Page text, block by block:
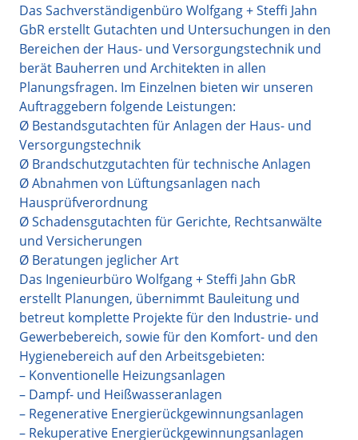
Das Sachverständigenbüro Wolfgang + Steffi Jahn
GbR erstellt Gutachten und Untersuchungen in den
Bereichen der Haus- und Versorgungstechnik und
berät Bauherren und Architekten in allen
Planungsfragen. Im Einzelnen bieten wir unseren
Auftraggebern folgende Leistungen:
Ø Bestandsgutachten für Anlagen der Haus- und
Versorgungstechnik
Ø Brandschutzgutachten für technische Anlagen
Ø Abnahmen von Lüftungsanlagen nach
Hausprüfverordnung
Ø Schadensgutachten für Gerichte, Rechtsanwälte
und Versicherungen
Ø Beratungen jeglicher Art
Das Ingenieurbüro Wolfgang + Steffi Jahn GbR
erstellt Planungen, übernimmt Bauleitung und
betreut komplette Projekte für den Industrie- und
Gewerbebereich, sowie für den Komfort- und den
Hygienebereich auf den Arbeitsgebieten:
– Konventionelle Heizungsanlagen
– Dampf- und Heißwasseranlagen
– Regenerative Energierückgewinnungsanlagen
– Rekuperative Energierückgewinnungsanlagen